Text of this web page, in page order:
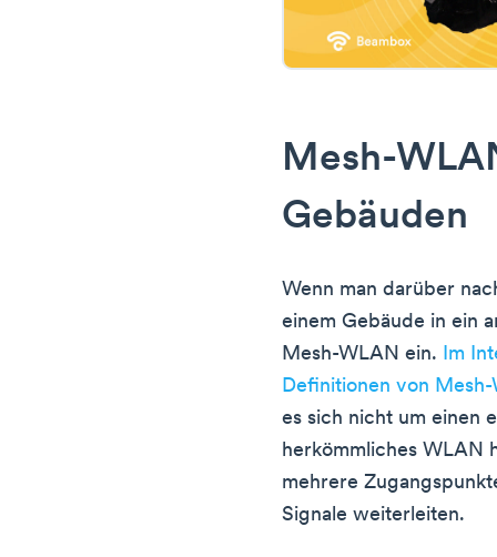
Mesh-
Gebäuden
Wenn man darüber
einem Gebäude in ein
Mesh-WLAN ein. Im
Definitionen von
es sich nicht um einen
herkömmliches WLAN
mehrere
Signale weiterleiten.